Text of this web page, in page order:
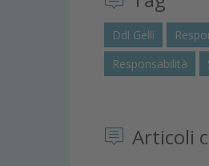
Ddl Gelli
Responsabilità
Articoli